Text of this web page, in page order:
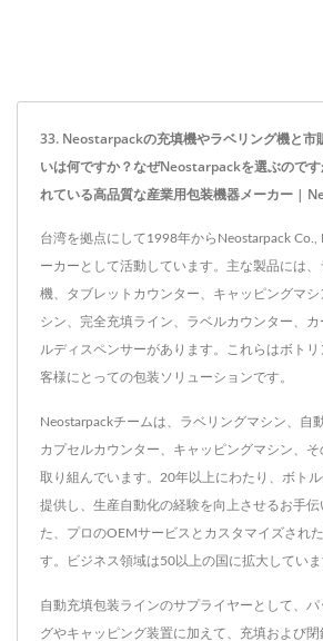
33. Neostarpackの充填機やラベリング機と市
いは何ですか？なぜNeostarpackを選ぶので
れている高品質な産業用包装機器メーカー |
台湾を拠点にして1998年からNeostarpack Co.,
ーカーとして活動しています。主な製品には
機、タブレットカウンター、キャッピングマ
シン、完全充填ライン、ラベルカウンター、
ルディスペンサーがあります。これらはボト
客様にとっての包装ソリューションです。
Neostarpackチームは、ラベリングマシン、自
カプセルカウンター、キャッピングマシン、
取り組んでいます。20年以上にわたり、ボト
提供し、生産自動化の経験を向上させるお手伝
た、プロのOEMサービスとカスタマイズされ
す。ビジネス領域は50以上の国に拡大していま
自動充填包装ラインのサプライヤーとして、
グやキャッピング装置に加えて、充填および